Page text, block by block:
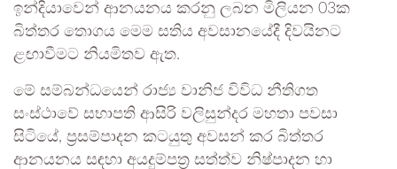
ඉන්දියාවෙන් ආනයනය කරනු ලබන මිලියන 03ක
බිත්තර තොගය මෙම සතිය අවසානයේදී දිවයිනට
ළඟාවීමට නියමිතව ඇත.
මේ සම්බන්ධයෙන් රාජ්‍ය වානිජ විවිධ නීතිගත
සංස්ථාවේ සභාපති ආසිරි වලිසුන්දර මහතා පවසා
සිටියේ, ප්‍රසම්පාදන කටයුතු අවසන් කර බිත්තර
ආනයනය සඳහා අයදුම්පත්‍ර සත්ත්ව නිෂ්පාදන හා